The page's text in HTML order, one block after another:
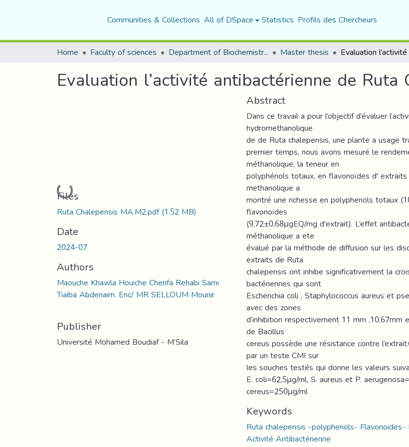
Communities & Collections All of DSpace Statistics Profils des Chercheurs
Home Faculty of sciences Department of Biochemistry and Microbiology Master thesis
Evaluation l’activité antibactérienne de Ruta
Loading...
Files
Ruta Chalepensis MA.M2.pdf(1.52 MB)
Date
2024-07
Authors
Maouche Khawla Houiche Cherifa Rehabi Sami
Tiaiba Abdenaim. Enc/ MR SELLOUM Mounir
Publisher
Université Mohamed Boudiaf - M’Sila
Abstract
Dans ce travail a pour l’objectif d’évaluer
hydromethanolique
de de Ruta chalepensis, une plante a usage
premier temps, nous avons mesuré le
méthanolique, la teneur en
polyphénols totaux, en flavonoïdes d'
methanolique a
montré une richesse en polyphenols totaux
flavonoïdes
(9,72±0,68μgEQ/mg d'extrait). L’effet
méthanolique a ete
évalué par la méthode de diffusion sur les
extraits de Ruta
chalepensis ont inhibe significativement la
bactériennes qui sont
Escherichia coli , Staphylococcus aureus et
avec des zones
d’inhibition respectivement 11 mm
de Bacillus
cereus possède une résistance contre
par un teste CMI sur
les souches testés qui donne les valeurs
E. coli=62,5μg/ml, S. aureus et P.
cereus=250μg/ml
Keywords
Ruta chalepensis -polyphenols-
Activité Antibactérienne